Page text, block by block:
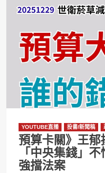
YOUTUBE直播 投書/新聞稿
預算卡關》王郁
「中央集錢」
強擋法案